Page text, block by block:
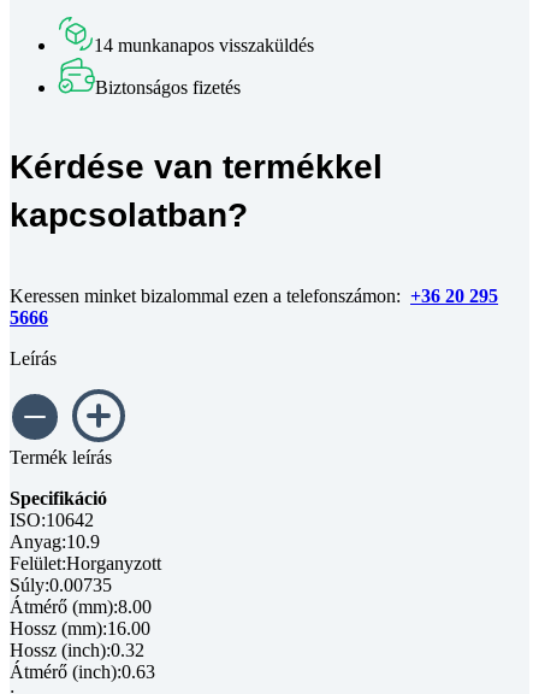
DIN
10.9
mennyiség
14 munkanapos visszaküldés
Biztonságos fizetés
Kérdése van termékkel
kapcsolatban?
Keressen minket bizalommal ezen a telefonszámon: +36 20 295
5666
Leírás
Termék leírás
Specifikáció
ISO:10642
Anyag:10.9
Felület:Horganyzott
Súly:0.00735
Átmérő (mm):8.00
Hossz (mm):16.00
Hossz (inch):0.32
Átmérő (inch):0.63